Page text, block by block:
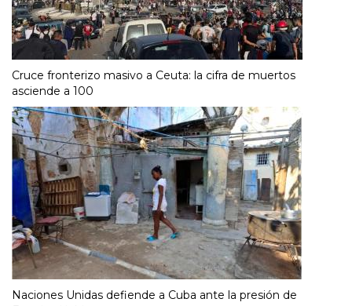
Cruce fronterizo masivo a Ceuta: la cifra de muertos
asciende a 100
Naciones Unidas defiende a Cuba ante la presión de